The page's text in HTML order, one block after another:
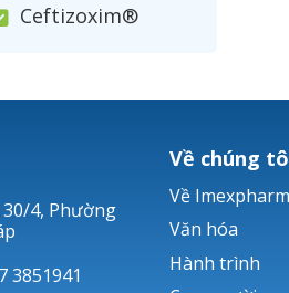
Ceftizoxim®
Nerusyn®
Ticarlinat®
Zobacta®
4, Phường
3851941
Về chúng
Về Imexpharm
Văn hóa
Hành trình